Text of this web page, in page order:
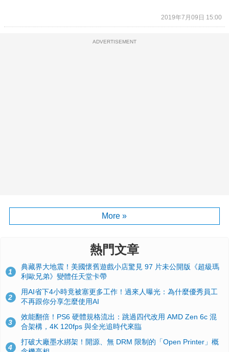
2019年7月09日 15:00
ADVERTISEMENT
More »
熱門文章
1
典藏界大地震！美國懷舊遊戲小店驚見 97 片未公開版《超級瑪
利歐兄弟》變體任天堂卡帶
2
用AI省下4小時竟被塞更多工作！過來人曝光：為什麼優秀員工
不再跟你分享怎麼使用AI
3
效能翻倍！PS6 硬體規格流出：跳過四代改用 AMD Zen 6c 混
合架構，4K 120fps 與全光追時代來臨
4
打破大廠墨水綁架！開源、無 DRM 限制的「Open Printer」概